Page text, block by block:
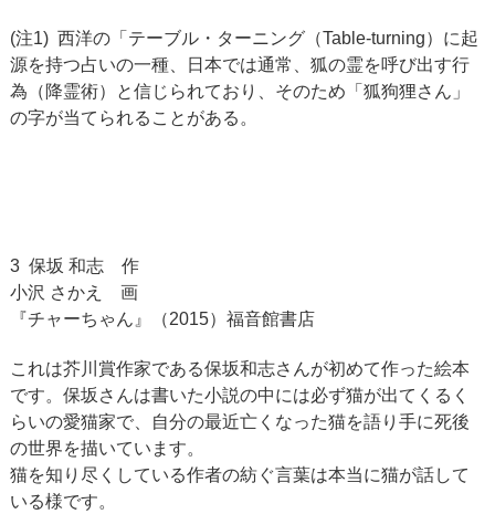
(注1) 西洋の「テーブル・ターニング（Table-turning）に起
源を持つ占いの一種、日本では通常、狐の霊を呼び出す行
為（降霊術）と信じられており、そのため「狐狗狸さん」
の字が当てられることがある。
3 保坂 和志 作
小沢 さかえ 画
『チャーちゃん』（2015）福音館書店
これは芥川賞作家である保坂和志さんが初めて作った絵本
です。保坂さんは書いた小説の中には必ず猫が出てくるく
らいの愛猫家で、自分の最近亡くなった猫を語り手に死後
の世界を描いています。
猫を知り尽くしている作者の紡ぐ言葉は本当に猫が話して
いる様です。